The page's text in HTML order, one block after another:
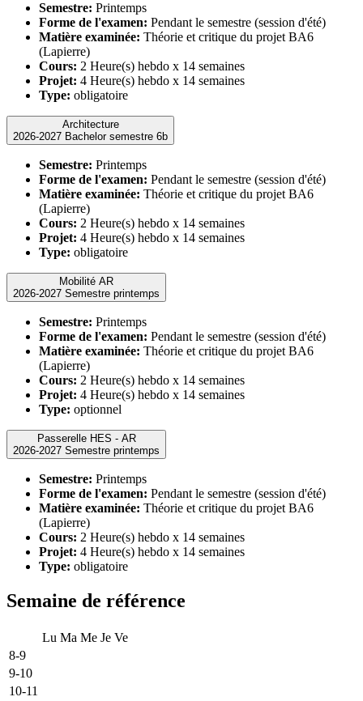
Semestre: Printemps
Forme de l'examen: Pendant le semestre (session d'été)
Matière examinée: Théorie et critique du projet BA6
(Lapierre)
Cours: 2 Heure(s) hebdo x 14 semaines
Projet: 4 Heure(s) hebdo x 14 semaines
Type: obligatoire
Architecture
2026-2027 Bachelor semestre 6b
Semestre: Printemps
Forme de l'examen: Pendant le semestre (session d'été)
Matière examinée: Théorie et critique du projet BA6
(Lapierre)
Cours: 2 Heure(s) hebdo x 14 semaines
Projet: 4 Heure(s) hebdo x 14 semaines
Type: obligatoire
Mobilité AR
2026-2027 Semestre printemps
Semestre: Printemps
Forme de l'examen: Pendant le semestre (session d'été)
Matière examinée: Théorie et critique du projet BA6
(Lapierre)
Cours: 2 Heure(s) hebdo x 14 semaines
Projet: 4 Heure(s) hebdo x 14 semaines
Type: optionnel
Passerelle HES - AR
2026-2027 Semestre printemps
Semestre: Printemps
Forme de l'examen: Pendant le semestre (session d'été)
Matière examinée: Théorie et critique du projet BA6
(Lapierre)
Cours: 2 Heure(s) hebdo x 14 semaines
Projet: 4 Heure(s) hebdo x 14 semaines
Type: obligatoire
Semaine de référence
Lu Ma Me Je Ve
8-9
9-10
10-11